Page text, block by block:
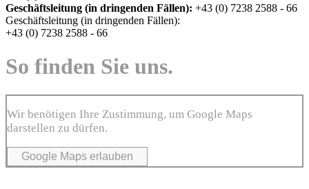
Geschäftsleitung (in dringenden Fällen): +43 (0) 7238 2588 - 66
Geschäftsleitung (in dringenden Fällen):
+43 (0) 7238 2588 - 66
So finden Sie uns.
Wir benötigen Ihre Zustimmung, um Google Maps
darstellen zu dürfen.
Google Maps erlauben